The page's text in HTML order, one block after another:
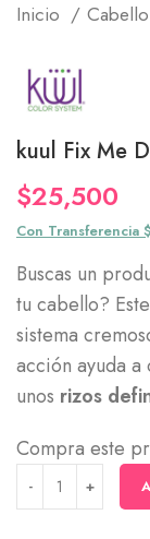
Inicio Cabello
kuul Fix Me
$25,500
Con Transferencia
Buscas un
tu cabello?
sistema
acción ayuda a
unos rizos
Compra este